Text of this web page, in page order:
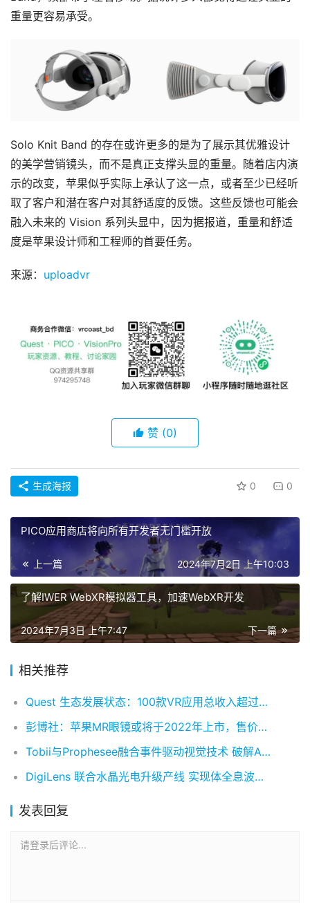
源
坛
区
重量更容易承受。
Solo Knit Band 的存在或许更多的是为了展示其优雅设计
的美学营销镜头，而不是真正支撑头显的重量。随着店内演
示的改变，苹果似乎实际上承认了这一点，或者至少已经听
取了客户和潜在客户对其舒适度的反馈。这些反馈也可能会
融入未来的 Vision 系列头显中，因为据报道，重量和舒适
度是苹果设计师和工程师的首要任务。
来源： uploadvr
赞 (0)
生成海报 0 0
PICO应用商店将向所有开发者无门槛开放
上一篇 2024年7月2日 上午10:03
了解IWER WebXR模拟器工具，加速WebXR开发
下一篇
2024年7月3日 上午7:47
相关推荐
Quest 生态发展状态：100款VR应用总收入超过100万美元
彭博社：苹果MR眼镜或将于2022年上市，售价3000美元
Tobii与Prophesee融合事件驱动视觉技术 破解AR/VR眼动追踪能效难题
DigiLens 联合水晶光电升级产线 实现体全息波导片量产落地
发表回复
请登录后评论...